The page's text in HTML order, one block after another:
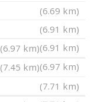
(6.69 km)
(6.91 km)
(6.91 km)
(6.97 km)
(6.97 km)
(7.45 km)
(7.71 km)